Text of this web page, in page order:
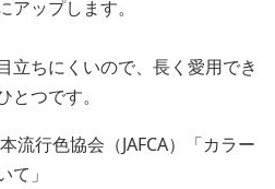
ップします。
立ちにくいので、長く愛用でき
つです。
流行色協会（JAFCA）「カラー
て」